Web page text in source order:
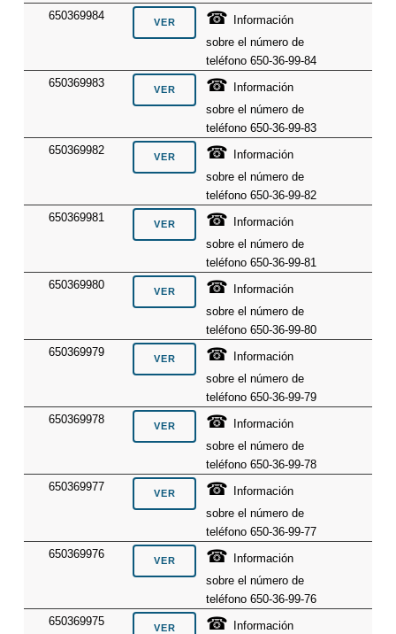
650369984 ☎ Información
sobre el número de
teléfono 650-36-99-84
650369983
☎ Información
sobre el número de
teléfono 650-36-99-83
650369982
☎ Información
sobre el número de
teléfono 650-36-99-82
650369981
☎ Información
sobre el número de
teléfono 650-36-99-81
650369980
☎ Información
sobre el número de
teléfono 650-36-99-80
650369979
☎ Información
sobre el número de
teléfono 650-36-99-79
650369978
☎ Información
sobre el número de
teléfono 650-36-99-78
650369977
☎ Información
sobre el número de
teléfono 650-36-99-77
650369976
☎ Información
sobre el número de
teléfono 650-36-99-76
650369975
☎ Información